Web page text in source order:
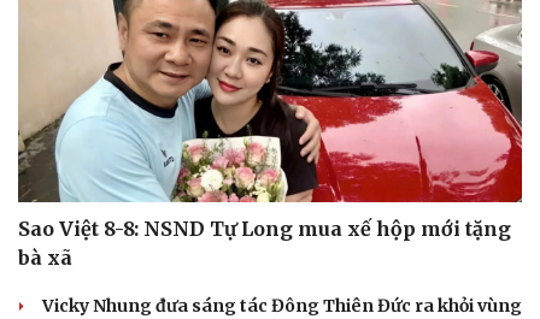
Sao Việt 8-8: NSND Tự Long mua xế hộp mới tặng
bà xã
Vicky Nhung đưa sáng tác Đông Thiên Đức ra khỏi vùng